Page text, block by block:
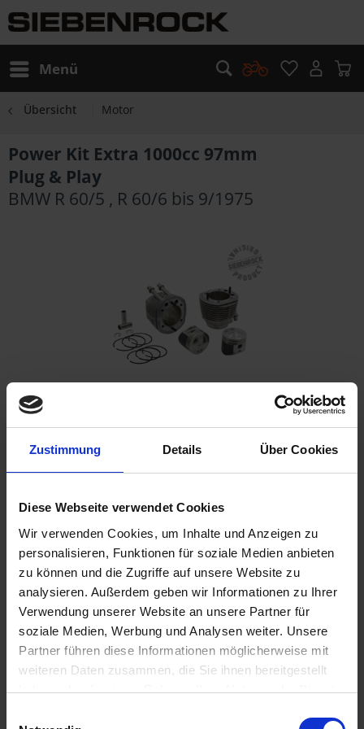
Zustimmung Details Über Cookies
Diese Webseite verwendet Cookies
Wir verwenden Cookies, um Inhalte und Anzeigen zu
personalisieren, Funktionen für soziale Medien anbieten
zu können und die Zugriffe auf unsere Website zu
analysieren. Außerdem geben wir Informationen zu Ihrer
Verwendung unserer Website an unsere Partner für
soziale Medien, Werbung und Analysen weiter. Unsere
Partner führen diese Informationen möglicherweise mit
weiteren Daten zusammen, die Sie ihnen bereitgestellt
haben oder die sie im Rahmen Ihrer Nutzung der Dienste
Menü
Übersicht Motor
Power Kit Extra 1000cc 97mm
Plug & Play
BMW R 60/5 , R 60/6 bis 9/1975
1.198,00 €
inkl. ges. USt.,zzgl. Versandkosten
Deutschlands
In den Warenkorb
Merken Bewerten
Artikel Nr.: 1100062
Beschreibung